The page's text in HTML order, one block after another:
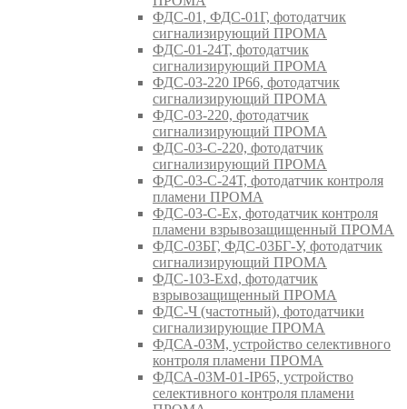
ФДС-01, ФДС-01Г, фотодатчик
сигнализирующий ПРОМА
ФДС-01-24Т, фотодатчик
сигнализирующий ПРОМА
ФДС-03-220 IP66, фотодатчик
сигнализирующий ПРОМА
ФДС-03-220, фотодатчик
сигнализирующий ПРОМА
ФДС-03-С-220, фотодатчик
сигнализирующий ПРОМА
ФДС-03-С-24Т, фотодатчик контроля
пламени ПРОМА
ФДС-03-С-Ex, фотодатчик контроля
пламени взрывозащищенный ПРОМА
ФДС-03БГ, ФДС-03БГ-У, фотодатчик
сигнализирующий ПРОМА
ФДС-103-Ехd, фотодатчик
взрывозащищенный ПРОМА
ФДС-Ч (частотный), фотодатчики
сигнализирующие ПРОМА
ФДСА-03М, устройство селективного
контроля пламени ПРОМА
ФДСА-03М-01-IP65, устройство
селективного контроля пламени